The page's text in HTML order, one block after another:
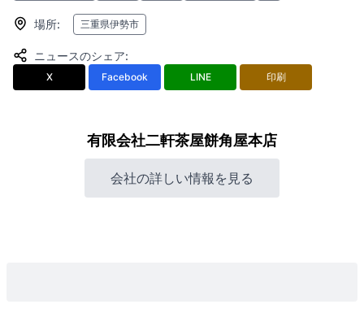
場所: 三重県伊勢市
ニュースのシェア:
X Facebook LINE 印刷
有限会社二軒茶屋餅角屋本店
会社の詳しい情報を見る